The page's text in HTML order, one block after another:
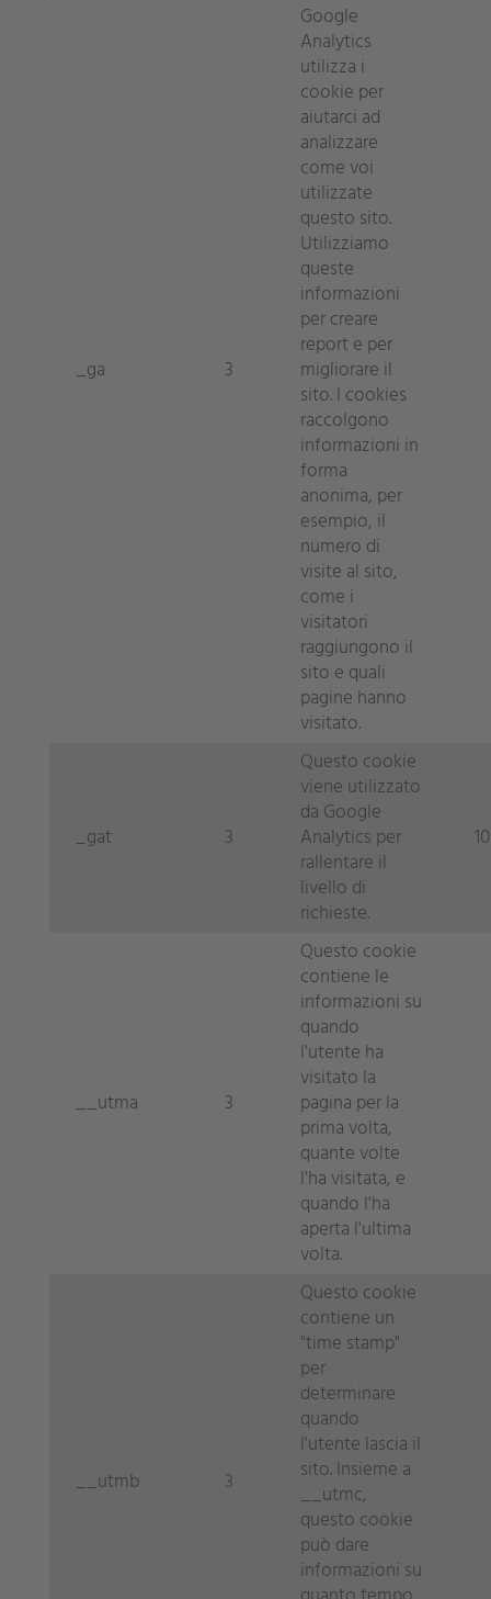
_ga 3
Google
Analytics
utilizza i
cookie per
aiutarci ad
analizzare
come voi
utilizzate
questo sito.
Utilizziamo
queste
informazioni
per creare
report e per
migliorare il
sito. I cookies
raccolgono
informazioni in
forma
anonima, per
esempio, il
numero di
visite al sito,
come i
visitatori
raggiungono il
sito e quali
pagine hanno
visitato.
_gat 3
Questo cookie
viene utilizzato
da Google
Analytics per
rallentare il
livello di
richieste.
__utma 3
Questo cookie
contiene le
informazioni su
quando
l'utente ha
visitato la
pagina per la
prima volta,
quante volte
l'ha visitata, e
quando l'ha
aperta l'ultima
volta.
__utmb 3
Questo cookie
contiene un
"time stamp"
per
determinare
quando
l'utente lascia il
sito. Insieme a
__utmc,
questo cookie
può dare
informazioni su